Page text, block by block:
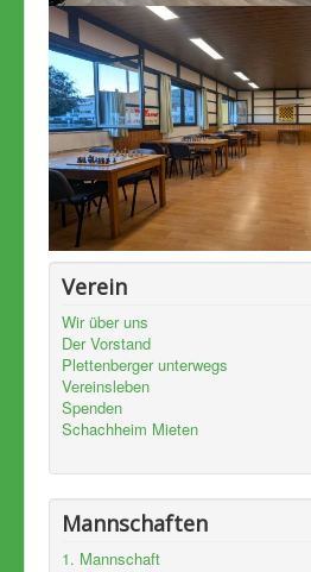
Verein
Wir über uns
Der Vorstand
Plettenberger unterwegs
Vereinsleben
Spenden
Schachheim Mieten
Mannschaften
1. Mannschaft